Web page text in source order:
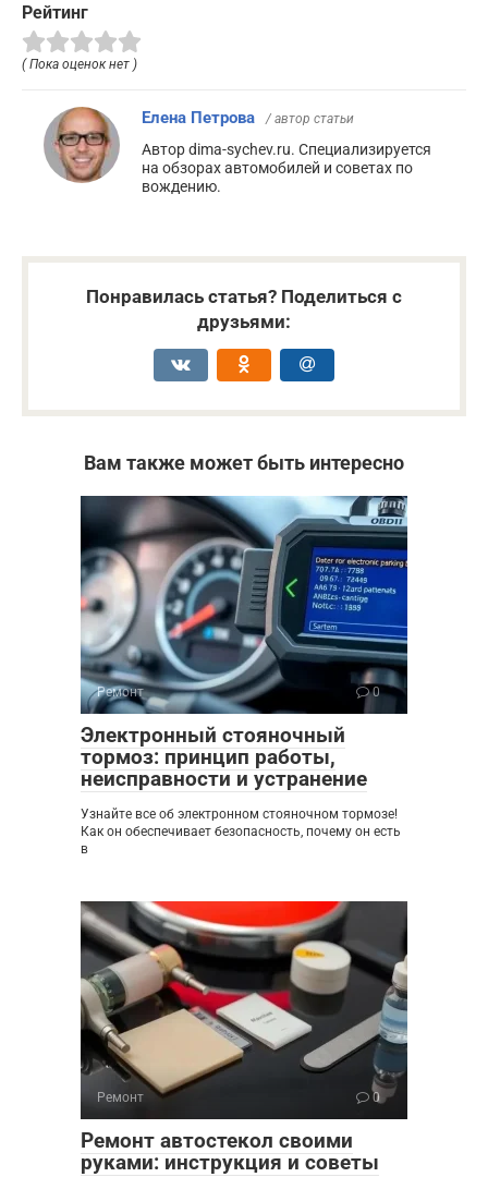
Рейтинг
( Пока оценок нет )
Елена Петрова / автор статьи
Автор dima-sychev.ru. Специализируется
на обзорах автомобилей и советах по
вождению.
Понравилась статья? Поделиться с
друзьями:
Вам также может быть интересно
Ремонт 0
Электронный стояночный
тормоз: принцип работы,
неисправности и устранение
Узнайте все об электронном стояночном тормозе!
Как он обеспечивает безопасность, почему он есть
в
Ремонт 0
Ремонт автостекол своими
руками: инструкция и советы